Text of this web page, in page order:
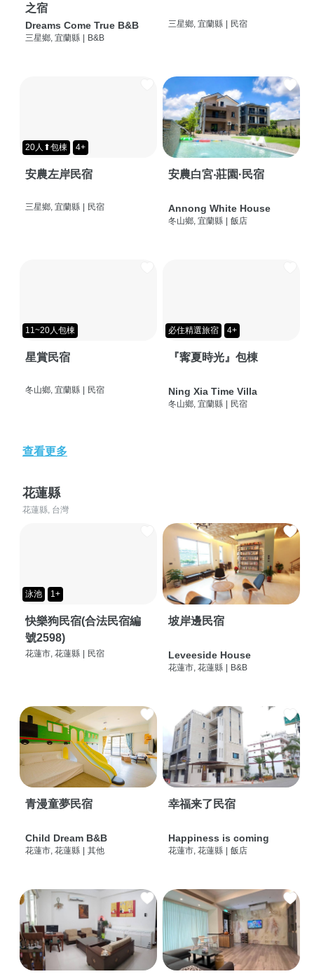
之宿
Dreams Come True B&B
三星鄉, 宜蘭縣 | B&B
三星鄉, 宜蘭縣 | 民宿
20人⬆包棟 4+
安農左岸民宿
三星鄉, 宜蘭縣 | 民宿
安農白宮‧莊園·民宿
Annong White House
冬山鄉, 宜蘭縣 | 飯店
11~20人包棟
星賞民宿
冬山鄉, 宜蘭縣 民宿
必住精選旅宿 4+
『寗夏時光』包棟
Ning Xia Time Villa
冬山鄉, 宜蘭縣 民宿
查看更多
花蓮縣
花蓮縣, 台灣
泳池 1+
快樂狗民宿(合法民宿編
號2598)
花蓮市, 花蓮縣 民宿
坡岸邊民宿
Leveeside House
花蓮市, 花蓮縣 B&B
青漫童夢民宿
Child Dream B&B
花蓮市, 花蓮縣 其他
幸福来了民宿
Happiness is coming
花蓮市, 花蓮縣 飯店